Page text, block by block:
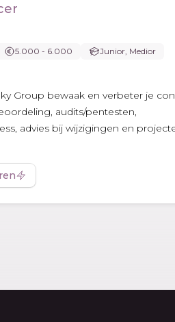
5.000 - 6.000
Junior, Medior
Group bewaak en verbeter je
audits/pentesten,
advies bij wijzigingen en